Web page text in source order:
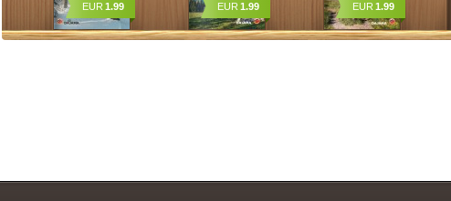
EUR 1.99 EUR 1.99 EUR 1.99